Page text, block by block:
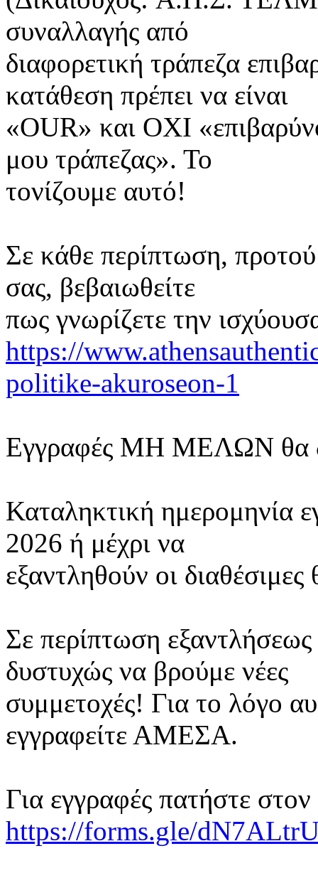
συναλλαγής από
διαφορετική τράπεζα
κατάθεση πρέπει να είναι
«OUR» και ΟΧΙ
μου τράπεζας». Το
τονίζουμε αυτό!
Σε κάθε περίπτωση,
σας, βεβαιωθείτε
πως γνωρίζετε την
https://
politike-akuroseon-1
Εγγραφές ΜΗ ΜΕΛΩΝ θα
Καταληκτική ημερομηνία
2026 ή μέχρι να
εξαντληθούν οι διαθέσιμες
Σε περίπτωση
δυστυχώς να βρούμε νέες
συμμετοχές! Για το λόγο
εγγραφείτε ΑΜΕΣΑ.
Για εγγραφές πατήστε
https://forms.gle/